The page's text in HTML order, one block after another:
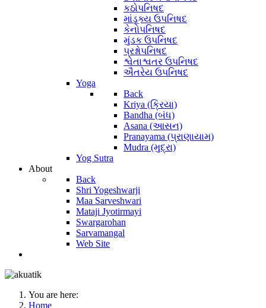
કઠોપનિષદ
માંડૂક્ય ઉપનિષદ
કેનોપનિષદ
મુંડક ઉપનિષદ
પ્રશ્નોપનિષદ
શ્વેતાશ્વતર ઉપનિષદ
ઐતરેય ઉપનિષદ
Yoga
Back
Kriya (ક્રિયા)
Bandha (બંધ)
Asana (આસન)
Pranayama (પ્રાણાયામ)
Mudra (મુદ્રા)
Yog Sutra
About
Back
Shri Yogeshwarji
Maa Sarveshwari
Mataji Jyotirmayi
Swargarohan
Sarvamangal
Web Site
You are here:
Home